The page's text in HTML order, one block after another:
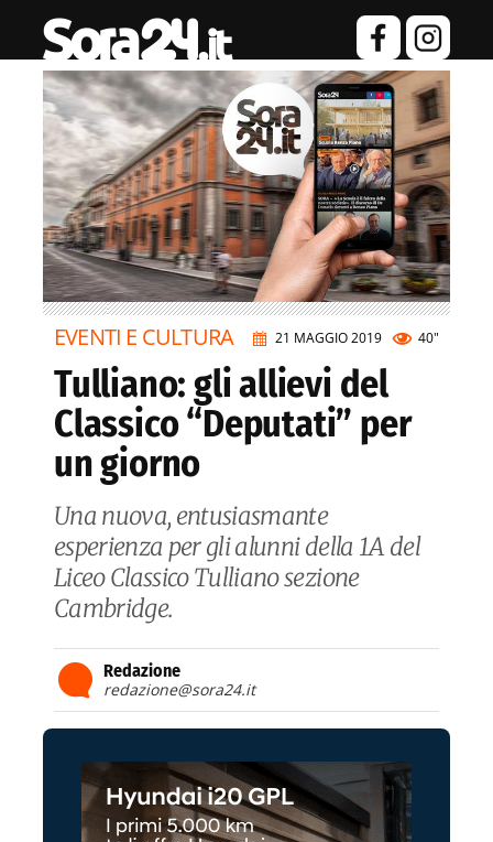
21 MAGGIO 2019 40"
EVENTI E CULTURA
Tulliano: gli allievi del
Classico “Deputati” per
un giorno
Una nuova, entusiasmante
esperienza per gli alunni della 1A del
Liceo Classico Tulliano sezione
Cambridge.
Redazione
redazione@sora24.it